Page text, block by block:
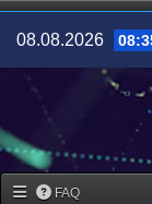
08.08.2026
FAQ